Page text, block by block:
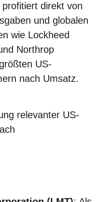
direkt von
und globalen
wie Lockheed
Northrop
US-
nach Umsatz.
relevanter US-